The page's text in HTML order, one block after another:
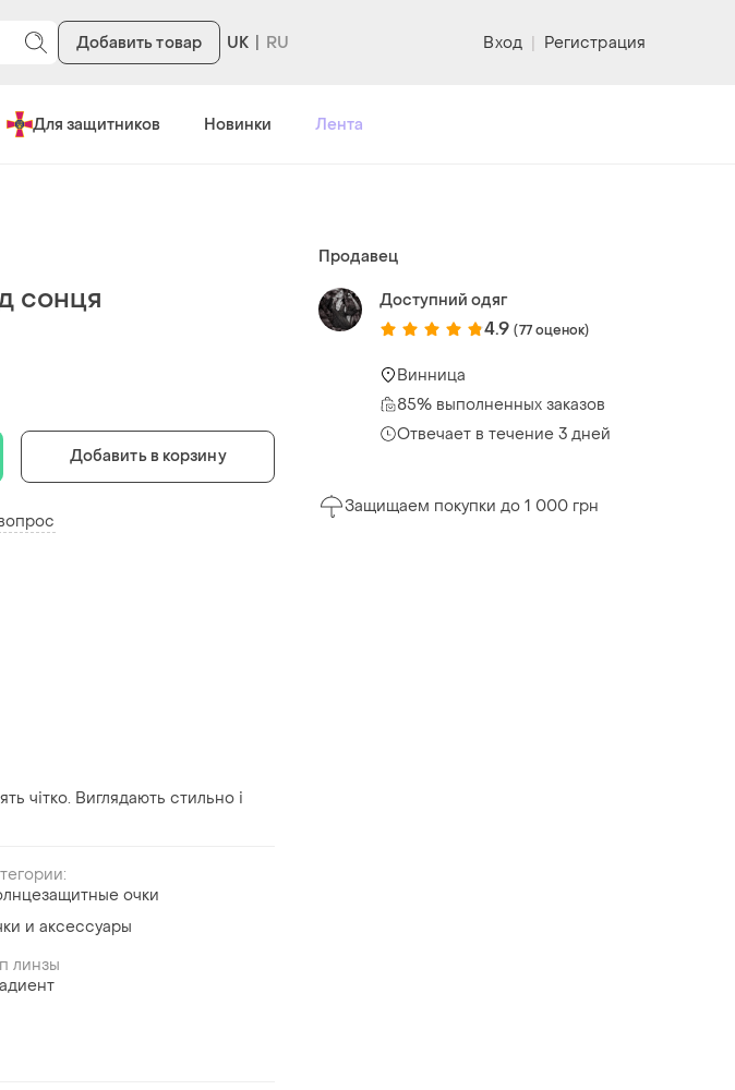
Добавить товар UK Вход | Регистрация
Для защитников Новинки Лента
сонця
Добавить в корзину
чітко. Виглядають стильно і
очки
и аксессуары
линзы
Продавец
Доступний одяг
4.9 (77 оценок)
Винница
85% выполненных заказов
Отвечает в течение 3 дней
Защищаем покупки до 1 000 грн